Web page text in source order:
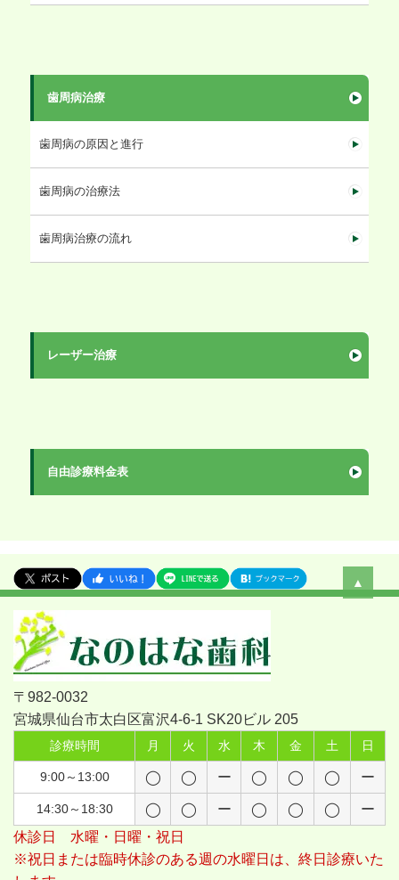
歯周病治療
歯周病の原因と進行
歯周病の治療法
歯周病治療の流れ
レーザー治療
自由診療料金表
▲
〒982-0032
宮城県仙台市太白区富沢4-6-1 SK20ビル 205
診療時間 月 火 水 木 金 土 日
9:00～13:00 ◯ ◯ ー ◯ ◯ ◯ ー
14:30～18:30 ◯ ◯ ー ◯ ◯ ◯
ー
休診日 水曜・日曜・祝日
※祝日または臨時休診のある週の水曜日は、終日診療いた